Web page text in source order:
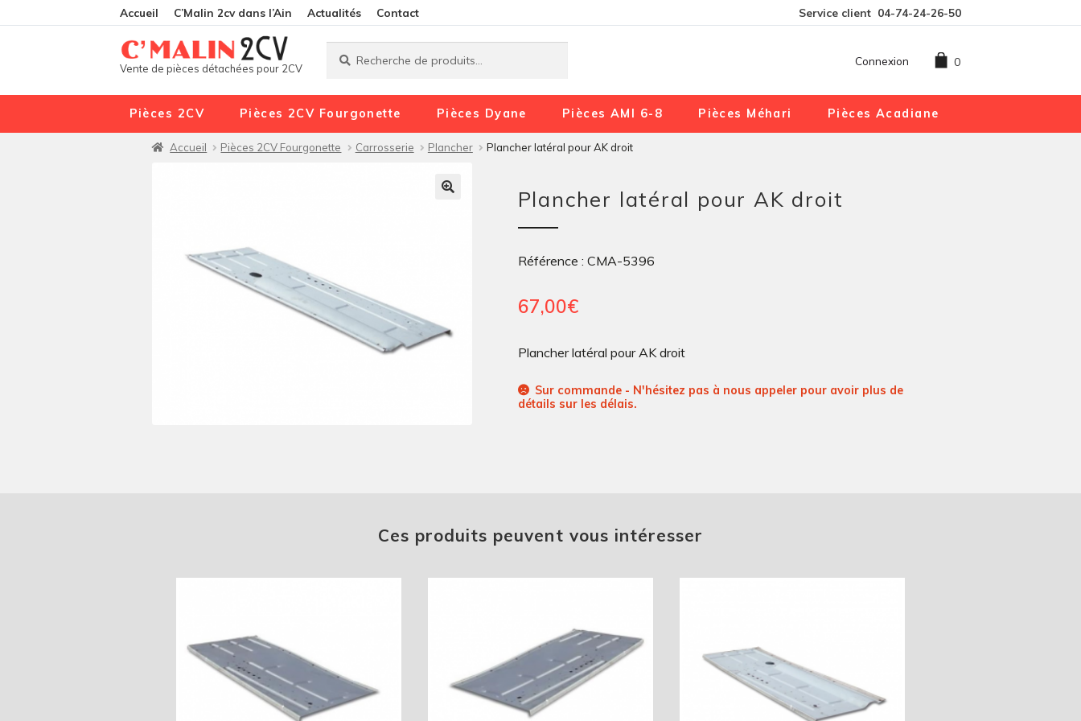
Accueil C’Malin 2cv dans l’Ain Actualités Contact Service client 04-74-24-26-50
Vente de pièces détachées pour 2CV
Recherche
Recherche
0
Connexion
Pièces 2CV Pièces 2CV Fourgonette Pièces Dyane Pièces AMI 6-8 Pièces Méhari Pièces Acadiane
Accueil Pièces 2CV Fourgonette Carrosserie Plancher Plancher latéral pour AK droit
Plancher latéral pour AK droit
Référence : CMA-5396
67,00€
Plancher latéral pour AK droit
Sur commande - N'hésitez pas à nous appeler pour avoir plus de
détails sur les délais.
Ces produits peuvent vous intéresser